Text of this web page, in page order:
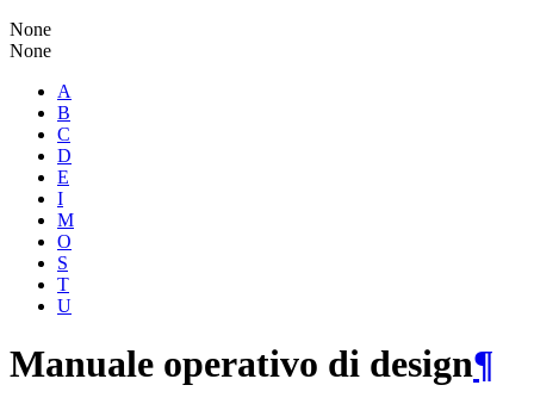
None
None
A
B
C
D
E
I
M
O
S
T
U
Manuale operativo di design¶